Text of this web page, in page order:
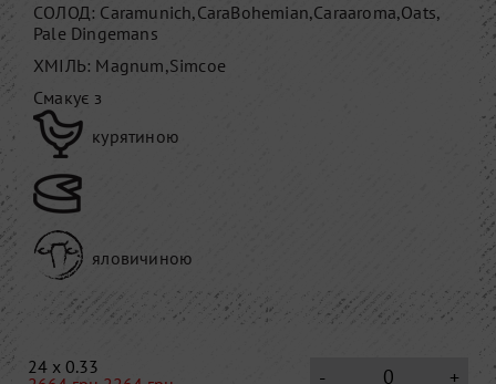
СОЛОД: Caramunich,CaraBohemian,Caraaroma,Oats,
Pale Dingemans
ХМІЛЬ: Magnum,Simcoe
Смакує з
курятиною
яловичиною
24 x 0.33
+
-